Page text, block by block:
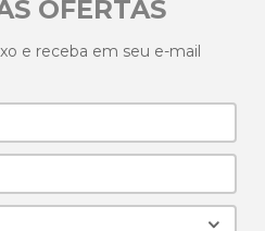
OFERTAS
e receba em seu e-mail